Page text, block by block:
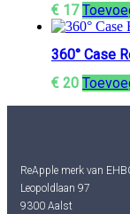
€ 17
360° Case
€ 20
ReApple merk van
Leopoldlaan 97
9300 Aalst